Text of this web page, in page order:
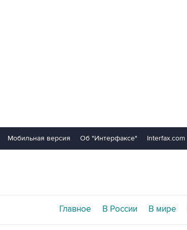
Мобильная версия Об "Интерфаксе" Interfax.com
Главное В России В мире